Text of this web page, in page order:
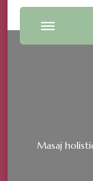
Masaj